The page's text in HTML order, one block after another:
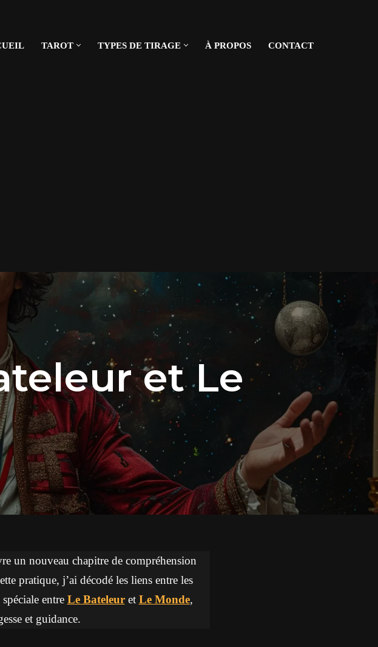
TAROT TYPES DE TIRAGE À PROPOS CONTACT
et Le
un nouveau chapitre de compréhension
pratique, j’ai décodé les liens entre les
entre Le Bateleuret Le Monde,
et guidance.